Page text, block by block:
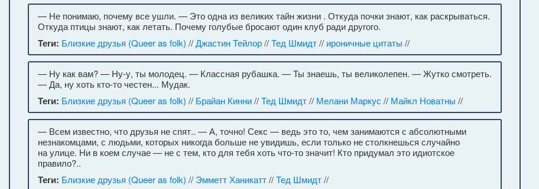
— Не понимаю, почему все ушли. — Это одна из великих тайн жизни . Откуда почки знают, как раскрываться.
Откуда птицы знают, как летать. Почему голубые бросают один клуб ради другого.
Теги: Близкие друзья (Queer as folk) //Джастин Тейлор//Тед Шмидт// ироничные цитаты //
— Ну как вам? — Ну-у, ты молодец. — Классная рубашка. — Ты знаешь, ты великолепен. — Жутко смотреть.
— Да, ну хоть кто-то честен... Мудак.
Теги: Близкие друзья (Queer as folk) // Брайан Кинни//Тед Шмидт// Мелани Маркус // Майкл Новатны //
— Всем известно, что друзья не спят.. — А, точно! Секс — ведь это то, чем занимаются с абсолютными
незнакомцами, с людьми, которых никогда больше не увидишь, если только не столкнешься случайно
на улице. Ни в коем случае — не с тем, кто для тебя хоть что-то значит! Кто придумал это идиотское
правило?..
Теги: Близкие друзья (Queer as folk) // Эмметт Ханикатт//Тед Шмидт//